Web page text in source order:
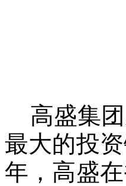
高盛集
最大的投
年，高盛